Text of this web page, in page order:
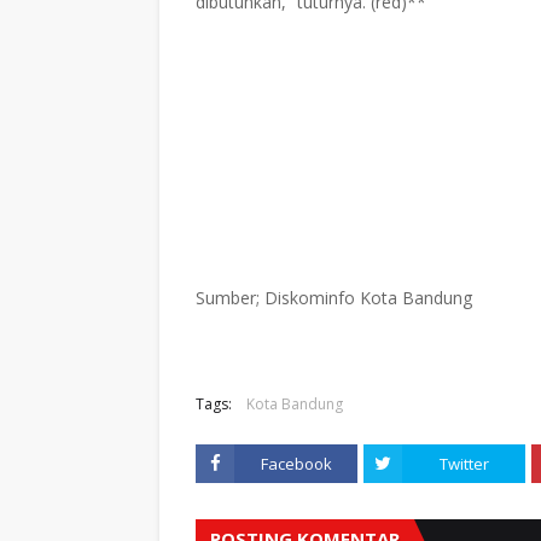
Sumber; Diskominfo Kota Bandung
Tags: Kota Bandung
Facebook Twitter